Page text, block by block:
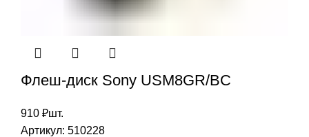
Флеш-диск Sony USM8GR/BC
910 ₽шт.
Артикул: 510228